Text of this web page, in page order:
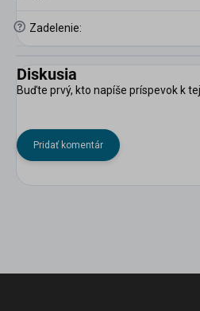
? Zadelenie:
Diskusia
Buďte prvý, kto napíše príspevok k
Pridať komentár